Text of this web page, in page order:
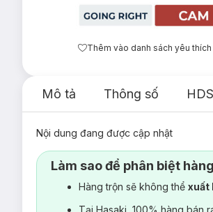
Thêm vào danh sách yêu thích
Mô tả Thông số
Nội dung đang được cập nhật
Làm sao để phân biệt
Hàng trộn sẽ không thể xuất
Tại Hasaki, 100% hàng bán